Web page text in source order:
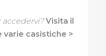
accedervi? Visita il
casistiche >